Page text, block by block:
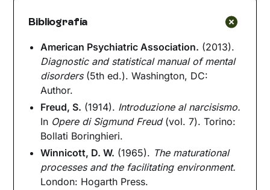
Bibliografía
American Psychiatric Association. (2013).
Diagnostic and statistical manual of mental
disorders(5th ed.). Washington, DC:
Author.
Freud, S. (1914). Introduzione al narcisismo.
In Opere di Sigmund Freud(vol. 7). Torino:
Bollati Boringhieri.
Winnicott, D. W. (1965). The maturational
processes and the facilitating environment.
London: Hogarth Press.